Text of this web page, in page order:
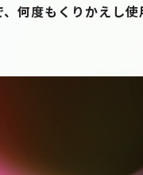
何度もくりかえし使